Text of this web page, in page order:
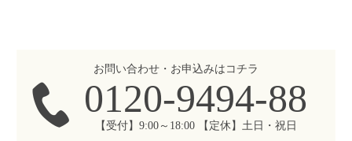
お問い合わせ・お申込みはコチラ
0120-9494-88
【受付】9:00～18:00 【定休】土日・祝日